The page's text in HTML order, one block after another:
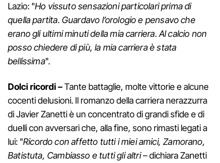
Lazio: "Ho vissuto sensazioni particolari prima di
quella partita. Guardavo l’orologio e pensavo che
erano gli ultimi minuti della mia carriera. Al calcio non
posso chiedere di più, la mia carriera è stata
bellissima".
Dolci ricordi –Tante battaglie, molte vittorie e alcune
cocenti delusioni. Il romanzo della carriera nerazzurra
di Javier Zanetti è un concentrato di grandi sfide e di
duelli con avversari che, alla fine, sono rimasti legati a
lui: "Ricordo con affetto tutti i miei amici, Zamorano,
Batistuta, Cambiasso e tutti gli altri– dichiara Zanetti